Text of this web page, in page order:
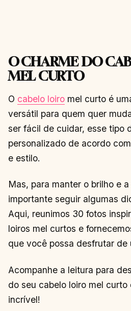
O CHARME DO
MEL CURTO
O cabelo loiro mel curto é
versátil para quem quer
ser fácil de cuidar, esse tipo
personalizado de acordo
e estilo.
Mas, para manter o brilho e
importante seguir algumas
Aqui, reunimos 30 fotos
loiros mel curtos e
que você possa desfrutar de
Acompanhe a leitura para
do seu cabelo loiro mel
incrível!